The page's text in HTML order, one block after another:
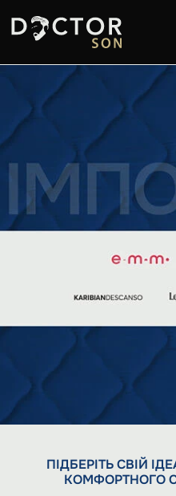
ПІДБЕРІТЬ СВІЙ
КОМФОРТНОГО